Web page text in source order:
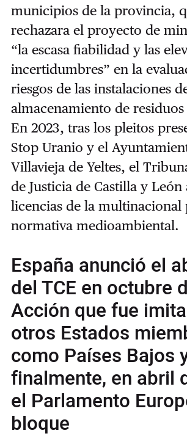
municipios de la provincia,
rechazara el proyecto de
“la escasa fiabilidad y las
incertidumbres” en la
riesgos de las instalaciones
almacenamiento de residuos
En 2023, tras los pleitos
Stop Uranio y el
Villavieja de Yeltes, el
de Justicia de Castilla y
licencias de la
normativa medioambiental.
España anunció el
del TCE en octubre
Acción que fue
otros Estados
como Países Bajos
finalmente, en abril
el Parlamento
bloque